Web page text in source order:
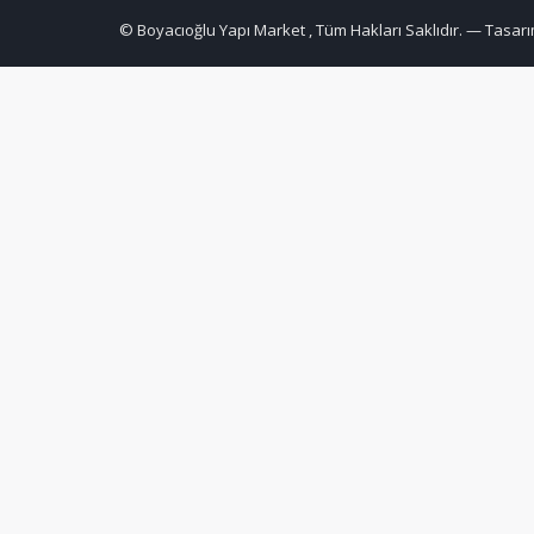
© Boyacıoğlu Yapı Market , Tüm Hakları Saklıdır. —